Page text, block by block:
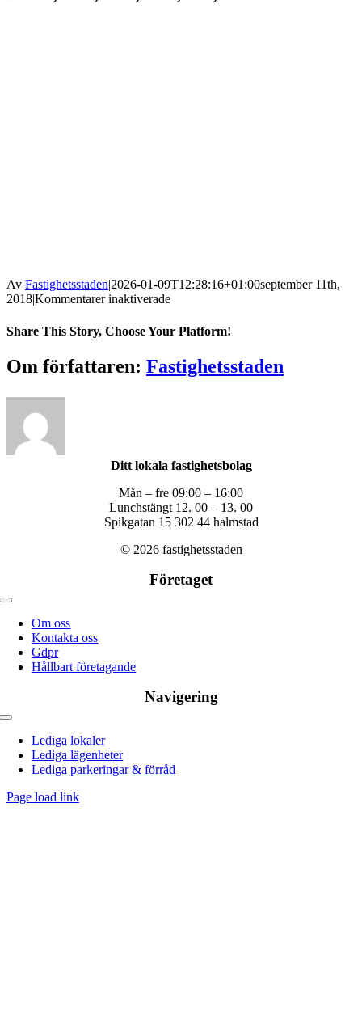
Av Fastighetsstaden|2026-01-09T12:28:16+01:00september 11th,
2018|Kommentarer inaktiveradeför
1103,-1203,-1303,-1403,1503,-1603
Share This Story, Choose Your Platform!
Facebook
X
Reddit
LinkedIn
WhatsApp
Tumblr
Pinterest
Vk
Xing
E-
post
Om författaren: Fastighetsstaden
Ditt lokala fastighetsbolag
Mån – fre 09:00 – 16:00
Lunchstängt 12. 00 – 13. 00
Spikgatan 15 302 44 halmstad
© 2026 fastighetsstaden
Företaget
Toggle
navigationOm oss
Kontakta oss
Gdpr
Hållbart företagande
Navigering
Toggle
navigationLediga lokaler
Lediga lägenheter
Lediga parkeringar & förråd
Page load link